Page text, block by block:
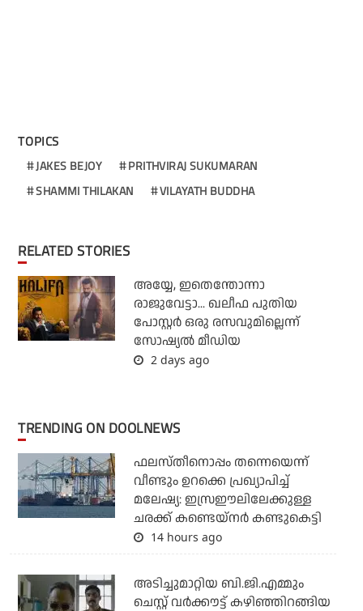
TOPICS
JAKES BEJOY
PRITHVIRAJ SUKUMARAN
SHAMMI THILAKAN
VILAYATH BUDDHA
RELATED STORIES
അയ്യേ, ഇതെന്തോന്നാ
രാജുവേട്ടാ... ഖലീഫ പുതിയ
പോസ്റ്റര്‍ ഒരു രസവുമില്ലെന്ന്
സോഷ്യല്‍ മീഡിയ
2 days ago
TRENDING ON DOOLNEWS
ഫലസ്തീനൊപ്പം തന്നെയെന്ന്
വീണ്ടും ഉറക്കെ പ്രഖ്യാപിച്ച്
മലേഷ്യ: ഇസ്രഈലിലേക്കുള്ള
ചരക്ക് കണ്ടെയ്‌നര്‍ കണ്ടുകെട്ടി
14 hours ago
അടിച്ചുമാറ്റിയ ബി.ജി.എമ്മും
ചെസ്റ്റ് വര്‍ക്കൗട്ട് കഴിഞ്ഞിറങ്ങിയ